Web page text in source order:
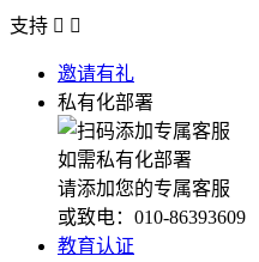
支持  
邀请有礼
私有化部署
如需私有化部署
请添加您的专属客服
或致电：010-86393609
教育认证